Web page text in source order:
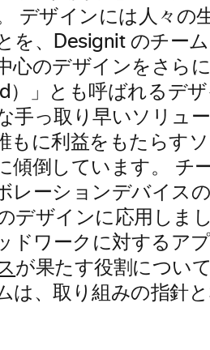
デザインには人々の
を、Designit のチー
心のデザインをさら
）」とも呼ばれるデ
手っ取り早いソリュ
もに利益をもたらす
傾倒しています。 チ
レーションデバイス
デザインに応用しま
ドワークに対するア
が果たす役割につい
は、取り組みの指針